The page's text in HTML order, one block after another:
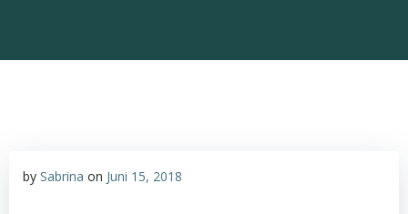
by Sabrina on Juni 15, 2018